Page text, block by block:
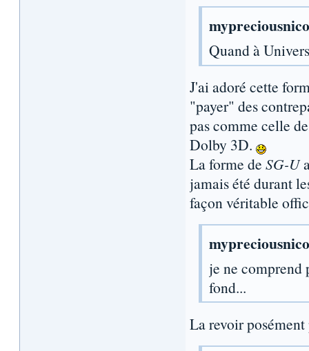
Quand à
J'ai adoré cette
"payer" des
pas comme celle
Dolby 3D.
La forme de SG-U
jamais été durant
façon véritable
je ne comprend
fond...
La revoir